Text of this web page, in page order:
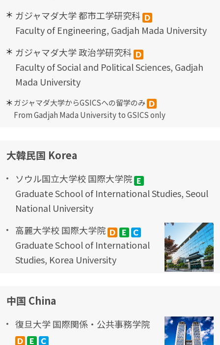
ガジャマダ大学 都市工学研究科
Faculty of Engineering, Gadjah Mada University
ガジャマダ大学 政治学研究科
Faculty of Social and Political Sciences, Gadjah
Mada University
ガジャマダ大学からGSICSへの留学のみ
From Gadjah Mada University to GSICS only
大韓民国 Korea
ソウル国立大学校 国際大学院
Graduate School of International Studies, Seoul
National University
高麗大学校 国際大学院
Graduate School of International
Studies, Korea University
中国 China
復旦大学 国際関係・公共事務学院